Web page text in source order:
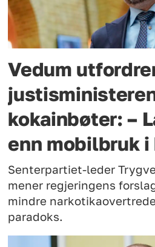
Vedum
kokainbøter: –
enn mobilbruk
Senterpartiet-leder
mener regjeringens
mindre
paradoks.